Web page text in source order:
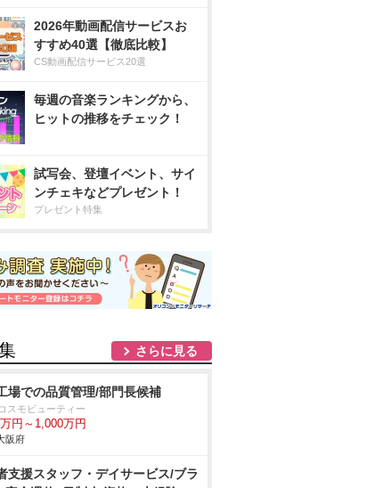
2026年動画配信サービスお
すすめ40選【徹底比較】
CS動画配信サービス20選
毎週の音楽ランキングから、
ヒットの推移をチェック！
試写会、登壇イベント、サイ
ンチェキなどプレゼント！
プレゼント特集
さらに見る
場での品質管理/部門長候補
スモビューティー
円～1,000万円
阪府
支援スタッフ・デイサービス/ブラ